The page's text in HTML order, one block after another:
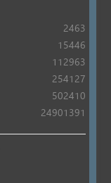
2463
15446
112963
254127
502410
24901391